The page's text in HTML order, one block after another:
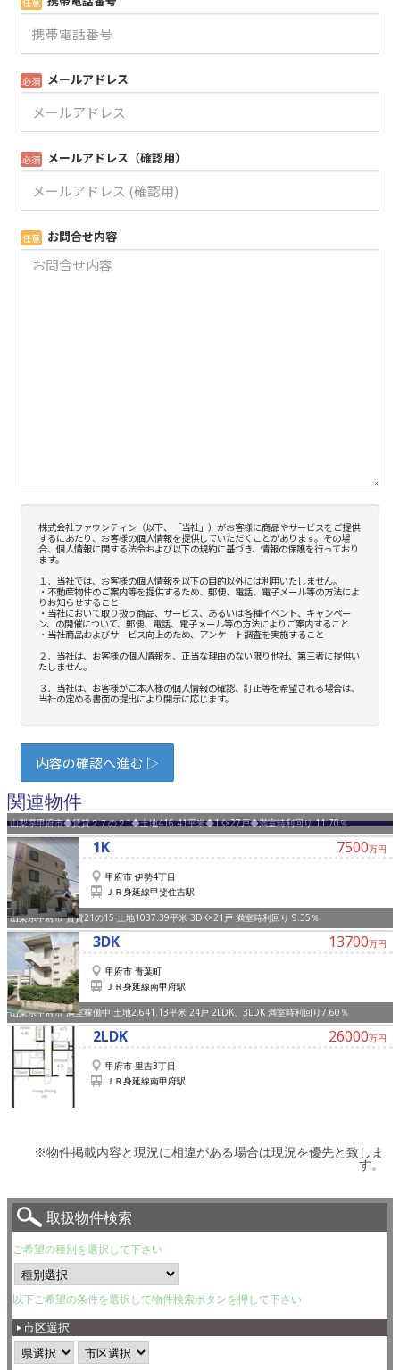
関連物件
山梨県甲府市◆賃貸２７の２1◆土地416.41平米◆1K×27戸◆満室時利回り 11.70％
7500万円
1K
甲府市 伊勢4丁目
ＪＲ身延線甲斐住吉駅
山梨県甲府市 賃貸21の15 土地1037.39平米 3DK×21戸 満室時利回り 9.35％
13700万円
3DK
甲府市 青葉町
ＪＲ身延線南甲府駅
山梨県甲府市 満室稼働中 土地2,641.13平米 24戸 2LDK、3LDK 満室時利回り7.60％
26000万円
2LDK
甲府市 里吉3丁目
ＪＲ身延線南甲府駅
※物件掲載内容と現況に相違がある場合は現況を優先と致しま
す。
取扱物件検索
ご希望の種別を選択して下さい
以下ご希望の条件を選択して物件検索ボタンを押して下さい
市区選択